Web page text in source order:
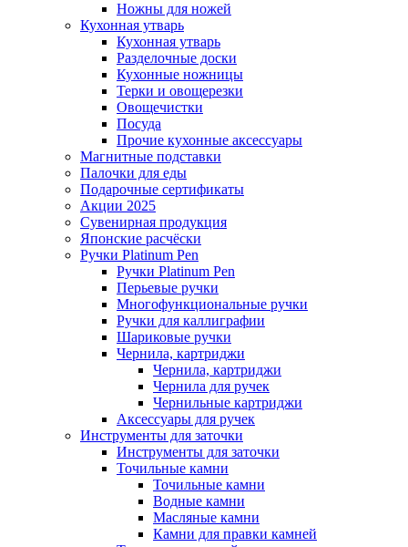
Ножны для ножей
Кухонная утварь
Кухонная утварь
Разделочные доски
Кухонные ножницы
Терки и овощерезки
Овощечистки
Посуда
Прочие кухонные аксессуары
Магнитные подставки
Палочки для еды
Подарочные сертификаты
Акции 2025
Сувенирная продукция
Японские расчёски
Ручки Platinum Pen
Ручки Platinum Pen
Перьевые ручки
Многофункциональные ручки
Ручки для каллиграфии
Шариковые ручки
Чернила, картриджи
Чернила, картриджи
Чернила для ручек
Чернильные картриджи
Аксессуары для ручек
Инструменты для заточки
Инструменты для заточки
Точильные камни
Точильные камни
Водные камни
Масляные камни
Камни для правки камней